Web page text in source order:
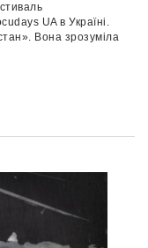
UA в Україні.
Вона зрозуміла